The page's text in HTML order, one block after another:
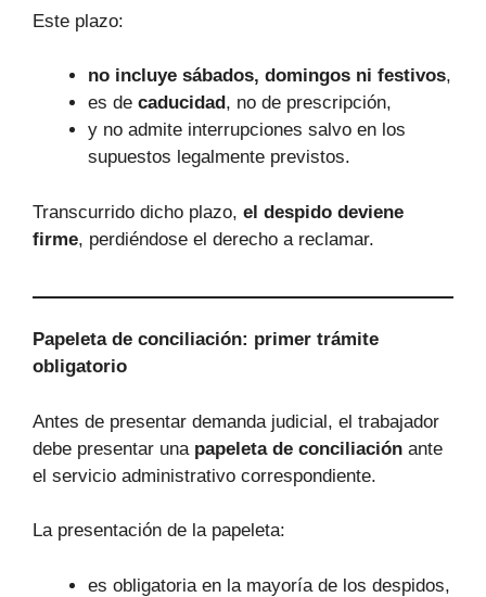
Este plazo:
no incluye sábados, domingos ni festivos,
es de caducidad , no de prescripción,
y no admite interrupciones salvo en los
supuestos legalmente previstos.
Transcurrido dicho plazo, el despido deviene
firme, perdiéndose el derecho a reclamar.
Papeleta de conciliación: primer trámite
obligatorio
Antes de presentar demanda judicial, el trabajador
debe presentar una papeleta de conciliación ante
el servicio administrativo correspondiente.
La presentación de la papeleta:
es obligatoria en la mayoría de los despidos,